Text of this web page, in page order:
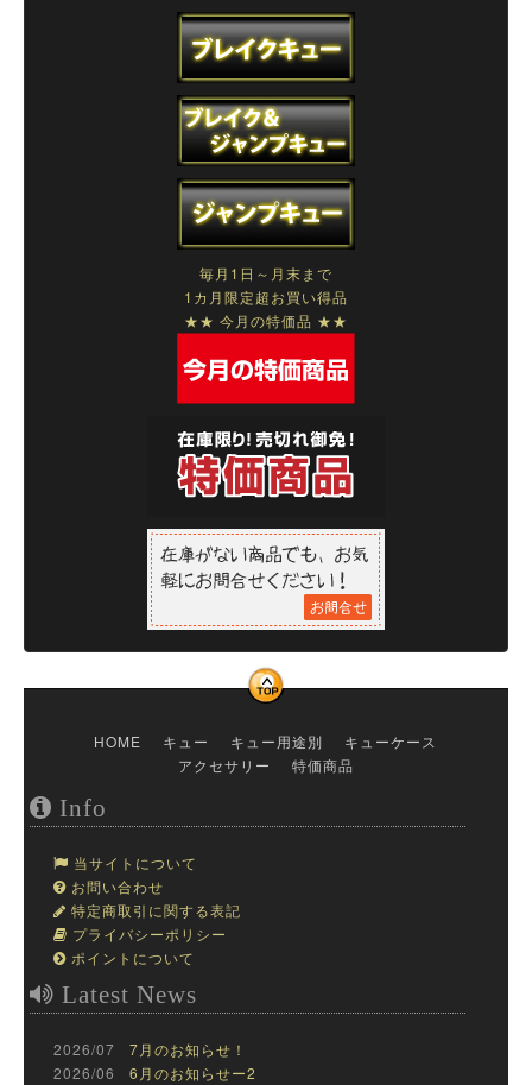
毎月1日～月末まで
1カ月限定超お買い得品
★★ 今月の特価品 ★★
HOME キュー キュー用途別
キューケース
アクセサリー
特価商品
Info
当サイトについて
お問い合わせ
特定商取引に関する表記
プライバシーポリシー
ポイントについて
Latest News
2026/07 7月のお知らせ！
2026/06 6月のお知らせー2